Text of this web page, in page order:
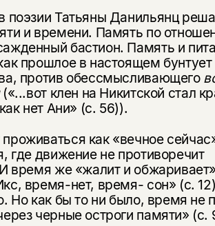
поэзии Татьяны Да­нильянц
и времени. Память по
бастион. Па­мять и
про­шлое в настоящем бунтует
против обессмысливаю­щего
(«...вот клен на Никитской стал
нет Ани» (с. 56)).
как «веч­ное
где дви­жение не противоречит
время же «жалит и
время-нет, время- сон» (с.
Но как бы то ни было, время не
черные остроги па­мяти» (с.